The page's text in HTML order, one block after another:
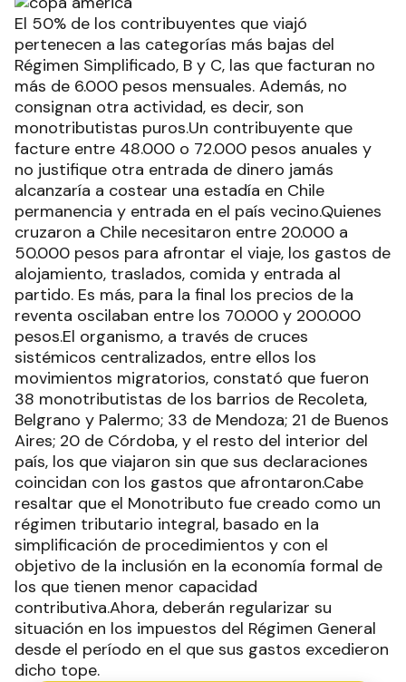
El 50% de los contribuyentes que viajó
pertenecen a las categorías más bajas del
Régimen Simplificado, B y C, las que facturan no
más de 6.000 pesos mensuales. Además, no
consignan otra actividad, es decir, son
monotributistas puros.Un contribuyente que
facture entre 48.000 o 72.000 pesos anuales y
no justifique otra entrada de dinero jamás
alcanzaría a costear una estadía en Chile
permanencia y entrada en el país vecino.Quienes
cruzaron a Chile necesitaron entre 20.000 a
50.000 pesos para afrontar el viaje, los gastos de
alojamiento, traslados, comida y entrada al
partido. Es más, para la final los precios de la
reventa oscilaban entre los 70.000 y 200.000
pesos.El organismo, a través de cruces
sistémicos centralizados, entre ellos los
movimientos migratorios, constató que fueron
38 monotributistas de los barrios de Recoleta,
Belgrano y Palermo; 33 de Mendoza; 21 de Buenos
Aires; 20 de Córdoba, y el resto del interior del
país, los que viajaron sin que sus declaraciones
coincidan con los gastos que afrontaron.Cabe
resaltar que el Monotributo fue creado como un
régimen tributario integral, basado en la
simplificación de procedimientos y con el
objetivo de la inclusión en la economía formal de
los que tienen menor capacidad
contributiva.Ahora, deberán regularizar su
situación en los impuestos del Régimen General
desde el período en el que sus gastos excedieron
dicho tope.